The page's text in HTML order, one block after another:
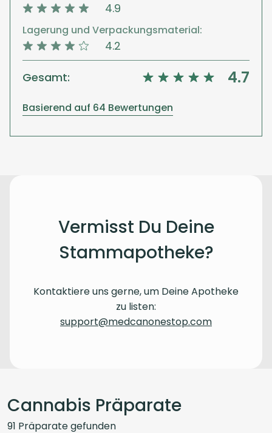
4.9
Lagerung und Verpackungsmaterial:
4.2
Gesamt: 4.7
Basierend auf 64 Bewertungen
Vermisst Du Deine
Stammapotheke?
Kontaktiere uns gerne, um Deine Apotheke
zu listen:
support@medcanonestop.com
Cannabis Präparate
91 Präparategefunden